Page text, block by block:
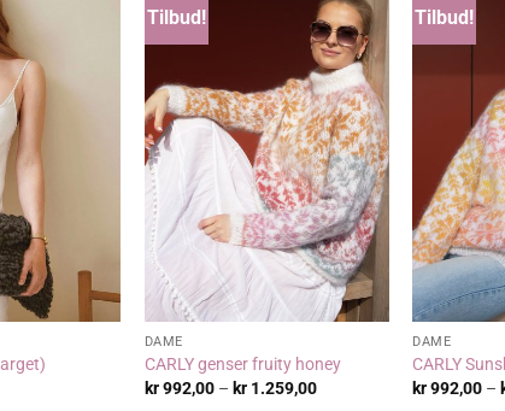
Tilbud!
DAME
CARLY genser fruity honey
kr992,00 – kr1.259,00Prisområde:
Tilbud!
DAME
CARLY
kr992,00 –